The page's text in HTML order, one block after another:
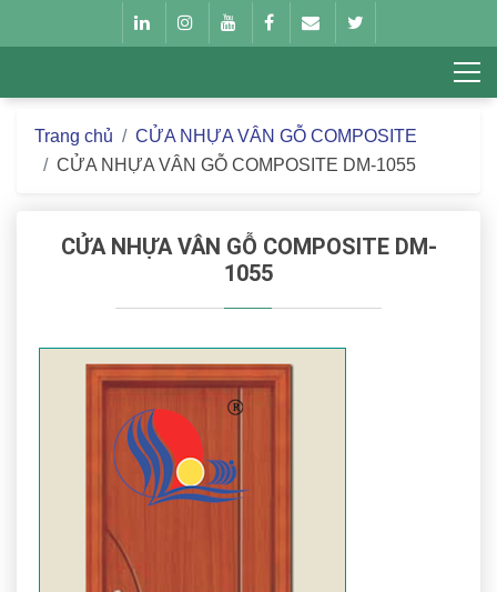
Trang chủ
CỬA NHỰA VÂN GỖ COMPOSITE
CỬA NHỰA VÂN GỖ COMPOSITE DM-1055
CỬA NHỰA VÂN GỖ COMPOSITE DM-
1055